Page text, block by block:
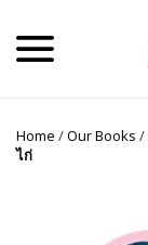
Home /Our Books /
ไก่